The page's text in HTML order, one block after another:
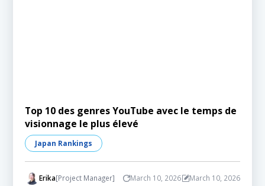
Top 10 des genres YouTube avec le temps de
visionnage le plus élevé
Japan Rankings
Erika[Project Manager] March 10, 2026 March 10, 2026